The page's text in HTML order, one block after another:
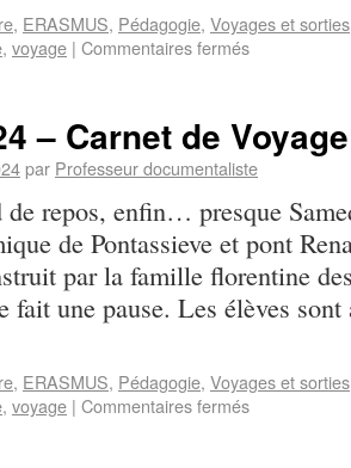
, ERASMUS, Pédagogie, Voyages et sorties
, voyage | Commentaires fermés
– Carnet de
par Professeur documentaliste
de repos, enfin… presque
de Pontassieve et pont
par la famille florentine
fait une pause. Les élèves
, ERASMUS, Pédagogie, Voyages et sorties
, voyage | Commentaires fermés